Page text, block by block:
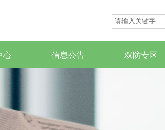
心 信息公告 双防专区